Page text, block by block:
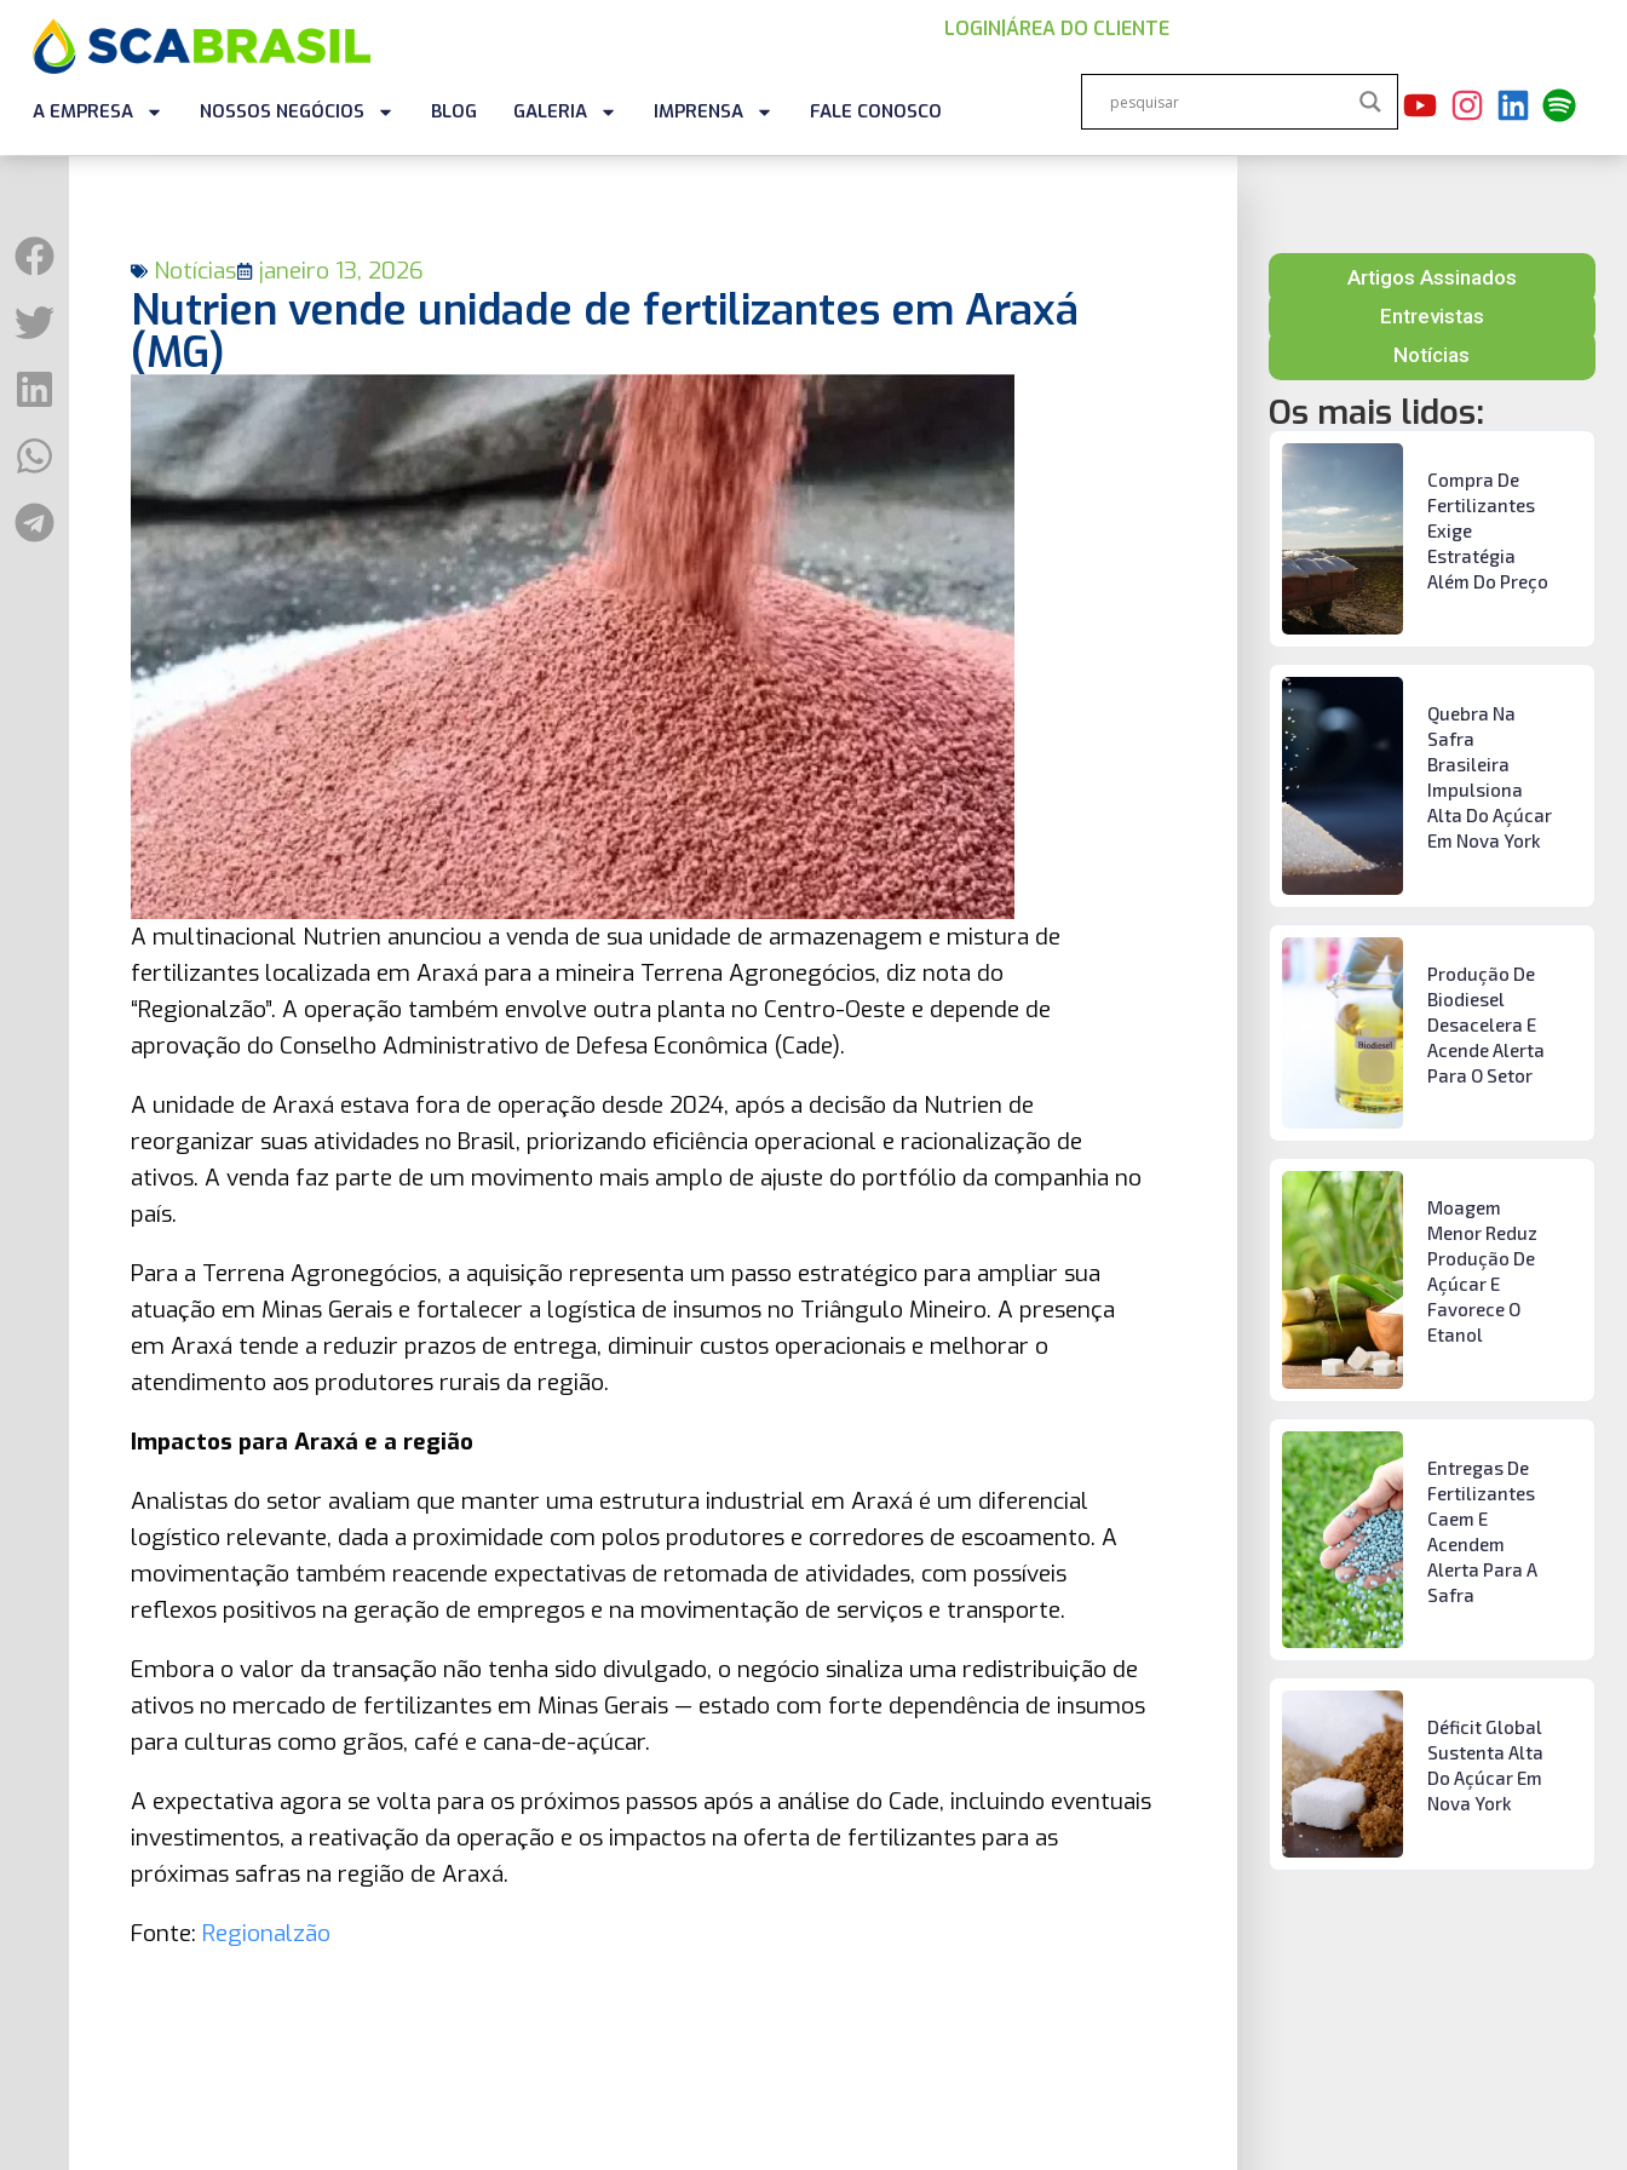
LOGIN |ÁREA DO CLIENTE
A EMPRESA NOSSOS NEGÓCIOS BLOG GALERIA IMPRENSA FALE CONOSCO
Notícias janeiro 13, 2026
Nutrien vende unidade de fertilizantes em Araxá
(MG)
A multinacional Nutrien anunciou a venda de sua unidade de armazenagem e mistura de
fertilizantes localizada em Araxá para a mineira Terrena Agronegócios, diz nota do
“Regionalzão”. A operação também envolve outra planta no Centro-Oeste e depende de
aprovação do Conselho Administrativo de Defesa Econômica (Cade).
A unidade de Araxá estava fora de operação desde 2024, após a decisão da Nutrien de
reorganizar suas atividades no Brasil, priorizando eficiência operacional e racionalização de
ativos. A venda faz parte de um movimento mais amplo de ajuste do portfólio da companhia no
país.
Para a Terrena Agronegócios, a aquisição representa um passo estratégico para ampliar sua
atuação em Minas Gerais e fortalecer a logística de insumos no Triângulo Mineiro. A presença
em Araxá tende a reduzir prazos de entrega, diminuir custos operacionais e melhorar o
atendimento aos produtores rurais da região.
Impactos para Araxá e a região
Analistas do setor avaliam que manter uma estrutura industrial em Araxá é um diferencial
logístico relevante, dada a proximidade com polos produtores e corredores de escoamento. A
movimentação também reacende expectativas de retomada de atividades, com possíveis
reflexos positivos na geração de empregos e na movimentação de serviços e transporte.
Embora o valor da transação não tenha sido divulgado, o negócio sinaliza uma redistribuição de
ativos no mercado de fertilizantes em Minas Gerais — estado com forte dependência de insumos
para culturas como grãos, café e cana-de-açúcar.
A expectativa agora se volta para os próximos passos após a análise do Cade, incluindo eventuais
investimentos, a reativação da operação e os impactos na oferta de fertilizantes para as
próximas safras na região de Araxá.
Fonte: Regionalzão
Artigos Assinados
Entrevistas
Notícias
Os mais lidos:
Compra De
Fertilizantes
Exige
Estratégia
Além Do Preço
Quebra Na
Safra
Brasileira
Impulsiona
Alta Do Açúcar
Em Nova York
Produção De
Biodiesel
Desacelera E
Acende Alerta
Para O Setor
Moagem
Menor Reduz
Produção De
Açúcar E
Favorece O
Etanol
Entregas De
Fertilizantes
Caem E
Acendem
Alerta Para A
Safra
Déficit Global
Sustenta Alta
Do Açúcar Em
Nova York